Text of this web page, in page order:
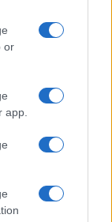
or
app.
di libertà in
sia più simile a
le tasse,
come